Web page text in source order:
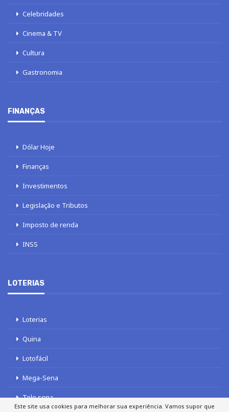
Celebridades
Cinema & TV
Cultura
Gastronomia
FINANÇAS
Dólar Hoje
Finanças
Investimentos
Legislação e Tributos
Imposto de renda
INSS
LOTERIAS
Loterias
Quina
Lotofácil
Mega-Sena
Tele sena
Este site usa cookies para melhorar sua experiência. Vamos supor que